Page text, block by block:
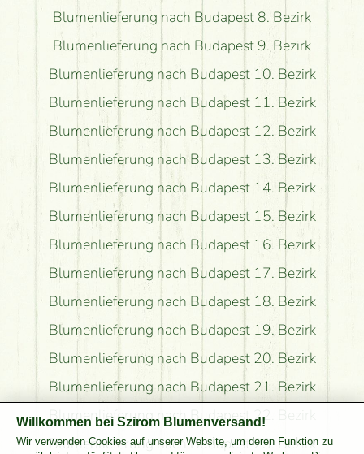
Blumenlieferung nach Budapest 8. Bezirk
Blumenlieferung nach Budapest 9. Bezirk
Blumenlieferung nach Budapest 10. Bezirk
Blumenlieferung nach Budapest 11. Bezirk
Blumenlieferung nach Budapest 12. Bezirk
Blumenlieferung nach Budapest 13. Bezirk
Blumenlieferung nach Budapest 14. Bezirk
Blumenlieferung nach Budapest 15. Bezirk
Blumenlieferung nach Budapest 16. Bezirk
Blumenlieferung nach Budapest 17. Bezirk
Blumenlieferung nach Budapest 18. Bezirk
Blumenlieferung nach Budapest 19. Bezirk
Blumenlieferung nach Budapest 20. Bezirk
Blumenlieferung nach Budapest 21. Bezirk
Blumenlieferung nach Budapest 22. Bezirk
Blumenlieferung nach Budapest 23. Bezirk
Willkommen bei Szirom Blumenversand!
Wir verwenden Cookies auf unserer Website, um deren Funktion zu